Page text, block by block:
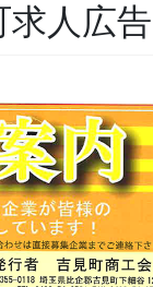
求人広告